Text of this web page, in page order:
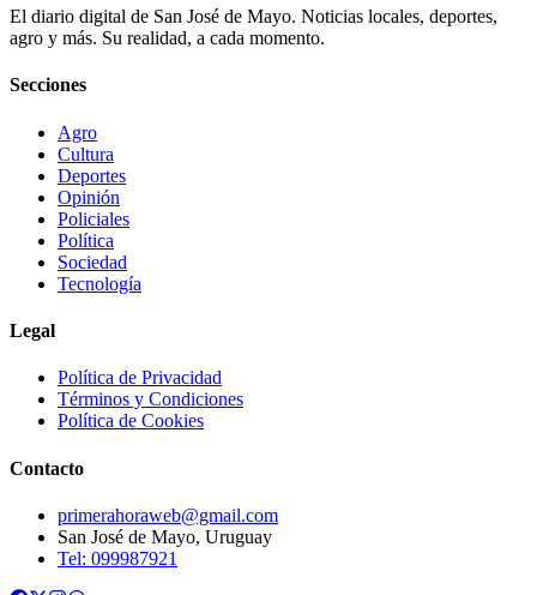
El diario digital de San José de Mayo. Noticias locales, deportes,
agro y más. Su realidad, a cada momento.
Secciones
Agro
Cultura
Deportes
Opinión
Policiales
Política
Sociedad
Tecnología
Legal
Política de Privacidad
Términos y Condiciones
Política de Cookies
Contacto
primerahoraweb@gmail.com
San José de Mayo, Uruguay
Tel: 099987921